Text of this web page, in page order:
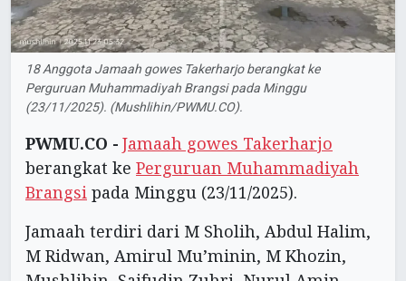
18 Anggota Jamaah gowes Takerharjo berangkat ke
Perguruan Muhammadiyah Brangsi pada Minggu
(23/11/2025). (Mushlihin/PWMU.CO).
PWMU.CO - Jamaah gowes Takerharjo
berangkat ke Perguruan Muhammadiyah
Brangsi pada Minggu (23/11/2025).
Jamaah terdiri dari M Sholih, Abdul Halim,
M Ridwan, Amirul Mu’minin, M Khozin,